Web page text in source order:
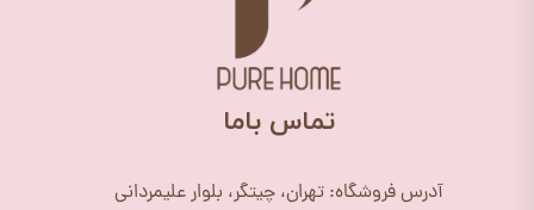
​تماس باما
آدرس فروشگاه: تهران، چیتگر، بلوار علیمردانی